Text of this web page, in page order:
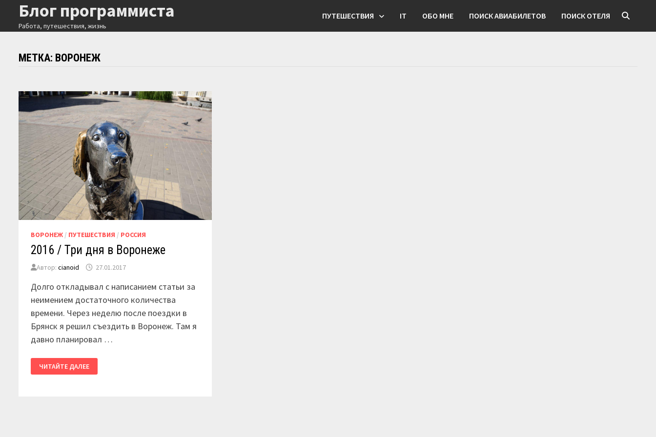
Перейти
содержимому
Блог программиста
Работа, путешествия, жизнь
ПУТЕШЕСТВИЯ IT ОБО МНЕ ПОИСК АВИАБИЛЕТОВ ПОИСК ОТЕЛЯ
МЕТКА: ВОРОНЕЖ
ВОРОНЕЖ / ПУТЕШЕСТВИЯ / РОССИЯ
2016 / Три дня в Воронеже
Автор:cianoid 27.01.2017
Долго откладывал с написанием статьи за
неимением достаточного количества
времени. Через неделю после поездки в
Брянск я решил съездить в Воронеж. Там я
давно планировал …
/
ТРИ
ЧИТАЙТЕ ДАЛЕЕ